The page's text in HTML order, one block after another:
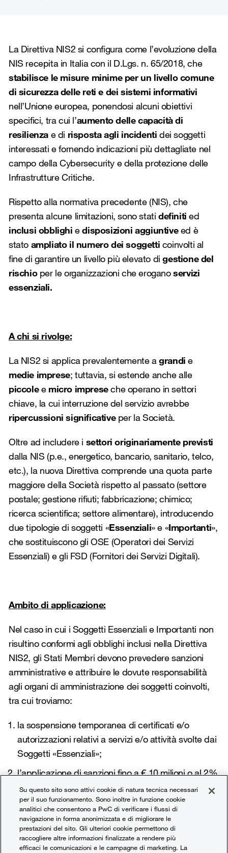
La Direttiva NIS2 si configura come l’evoluzione della
NIS recepita in Italia con il D.Lgs. n. 65/2018, che
stabilisce le misure minime per un livello comune
di sicurezza delle reti e dei sistemi informativi
nell’Unione europea, ponendosi alcuni obiettivi
specifici, tra cui l’aumento delle capacità di
resilienza e di risposta agli incidenti dei soggetti
interessati e fornendo indicazioni più dettagliate nel
campo della Cybersecurity e della protezione delle
Infrastrutture Critiche.
Rispetto alla normativa precedente (NIS), che
presenta alcune limitazioni, sono stati definitied
inclusi obblighi edisposizioni aggiuntiveed è
stato ampliato il numero dei soggetti coinvolti al
fine di garantire un livello più elevato digestione del
rischioper le organizzazioni che eroganoservizi
essenziali.
A chi si rivolge:
La NIS2 si applica prevalentemente agrandi e
medie imprese; tuttavia, si estende anche alle
piccolee micro impreseche operano in settori
chiave, la cui interruzione del servizio avrebbe
ripercussioni significativeper la Società.
Oltre ad includere i settori originariamente previsti
dalla NIS (p.e., energetico, bancario, sanitario, telco,
etc.), la nuova Direttiva comprende una quota parte
maggiore della Società rispetto al passato (settore
postale; gestione rifiuti; fabbricazione; chimico;
ricerca scientifica; settore alimentare), introducendo
due tipologie di soggetti «Essenziali» e «Importanti»,
che sostituiscono gli OSE (Operatori dei Servizi
Essenziali) e gli FSD (Fornitori dei Servizi Digitali).
Ambito di applicazione:
Nel caso in cui i Soggetti Essenziali e Importanti non
risultino conformi agli obblighi inclusi nella Direttiva
NIS2, gli Stati Membri devono prevedere sanzioni
amministrative e attribuire le dovute responsabilità
agli organi di amministrazione dei soggetti coinvolti,
tra cui troviamo:
la sospensione temporanea di certificati e/o
autorizzazioni relativi a servizi e/o attività svolte dai
Soggetti «Essenziali»;
l’applicazione di sanzioni fino a € 10 milioni o al 2%
del fatturato globale dell’anno precedente in caso
di Soggetti «Essenziali»;
l’applicazione di sanzioni fino a € 7 milioni o al
1,7% del fatturato globale in caso di Soggetti
«Importanti».
Su questo sito sono attivi cookie di natura tecnica necessari
per il suo funzionamento. Sono inoltre in funzione cookie
analitici che consentono a PwC di verificare i flussi di
navigazione in forma anonimizzata e di migliorare le
prestazioni del sito. Gli ulteriori cookie permettono di
raccogliere altre informazioni finalizzate a rendere più
efficaci le comunicazioni e le campagne di marketing. La